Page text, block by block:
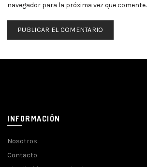
navegador para la próxima vez que comente.
INFORMACIÓN
Nosotros
Contacto